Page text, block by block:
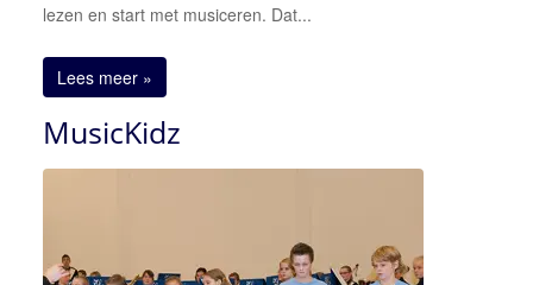
lezen en start met musiceren. Dat...
Lees meer »
MusicKidz